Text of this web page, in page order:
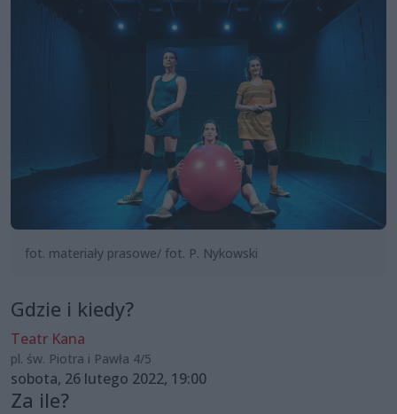
fot. materiały prasowe/ fot. P. Nykowski
Gdzie i kiedy?
Teatr Kana
pl. św. Piotra i Pawła 4/5
sobota, 26 lutego 2022, 19:00
Za ile?